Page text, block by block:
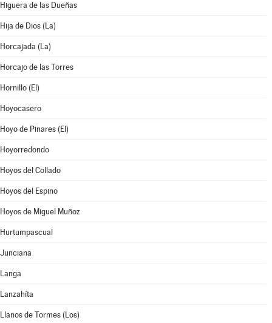
Higuera de las Dueñas
Hija de Dios (La)
Horcajada (La)
Horcajo de las Torres
Hornillo (El)
Hoyocasero
Hoyo de Pinares (El)
Hoyorredondo
Hoyos del Collado
Hoyos del Espino
Hoyos de Miguel Muñoz
Hurtumpascual
Junciana
Langa
Lanzahíta
Llanos de Tormes (Los)